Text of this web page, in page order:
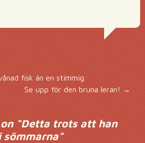
fisk än en stimmig
Se upp för den bruna leran!→
“Detta trots att han
sömmarna”